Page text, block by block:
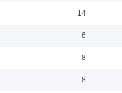
有限公司（香港）、法国巴黎财
管理有限公司董事。
14
6
8
8